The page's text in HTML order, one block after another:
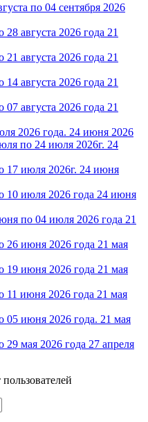
по 04 сентября 2026
августа 2026 года 21
августа 2026 года 21
августа 2026 года 21
августа 2026 года 21
2026 года. 24 июня 2026
по 24 июля 2026г. 24
17 июля 2026г. 24 июня
10 июля 2026 года 24 июня
по 04 июля 2026 года 21
26 июня 2026 года 21 мая
19 июня 2026 года 21 мая
11 июня 2026 года 21 мая
05 июня 2026 года. 21 мая
29 мая 2026 года 27 апреля